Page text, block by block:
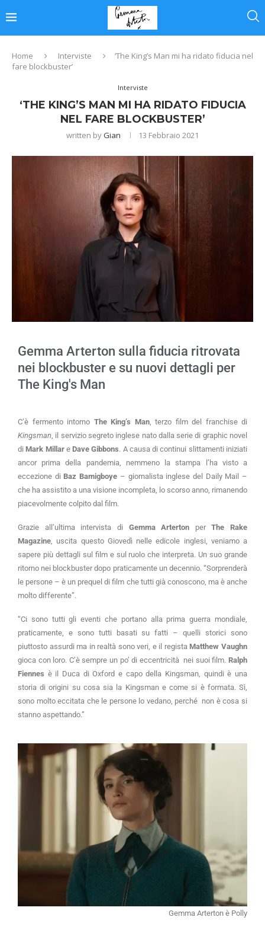
Home Interviste
‘The King’s Man mi ha ridato fiducia nel
fare blockbuster’
Interviste
‘THE KING’S MAN MI HA RIDATO FIDUCIA
NEL FARE BLOCKBUSTER’
written byGian 13 Febbraio 2021
Gemma Arterton sulla fiducia ritrovata
nei blockbuster e su nuovi dettagli per
The King's Man
C’è fermento intorno The King’s Man, terzo film del franchise di
Kingsman , il servizio segreto inglese nato dalla serie di graphic novel
di Mark Millare Dave Gibbons. A causa di continui slittamenti iniziati
ancor prima della pandemia, nemmeno la stampa l’ha visto a
eccezione di Baz Bamigboye – giornalista inglese del Daily Mail –
che ha assistito a una visione incompleta, lo scorso anno, rimanendo
piacevolmente colpito dal film.
Grazie all’ultima intervista di Gemma Arterton perThe Rake
Magazine , uscita questo Giovedì nelle edicole inglesi, veniamo a
sapere più dettagli sul film e sul ruolo che interpreta. Un suo grande
ritorno nei blockbuster dopo praticamente un decennio. “Sorprenderà
le persone – è un prequel di film che tutti già conoscono, ma è anche
molto differente”.
“Ci sono tutti gli eventi che portano alla prima guerra mondiale,
praticamente, e sono tutti basati su fatti – quelli storici sono
piuttosto assurdi ma in realtà sono veri, e il regista Matthew Vaughn
gioca con loro. C’è sempre un po’ di eccentricità nei suoi film. Ralph
Fiennes è il Duca di Oxford e capo della Kingsman, quindi è una
storia di origini su cosa sia la Kingsman e come si è formata. Sì,
sono molto eccitata che le persone lo vedano, perché non è cosa si
stanno aspettando.”
Gemma Arterton è Polly